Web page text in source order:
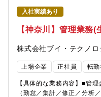
てカーボンニュートラル・
することを目指しています
り」企業としての実績、信
になっていくべく、事業運
す。
入社実績あり
【神奈川】管理業務
株式会社ブイ・テクノロ
上場企業 正社員 転勤
【具体的な業務内容】■管
（勤怠／集計／修正／分析